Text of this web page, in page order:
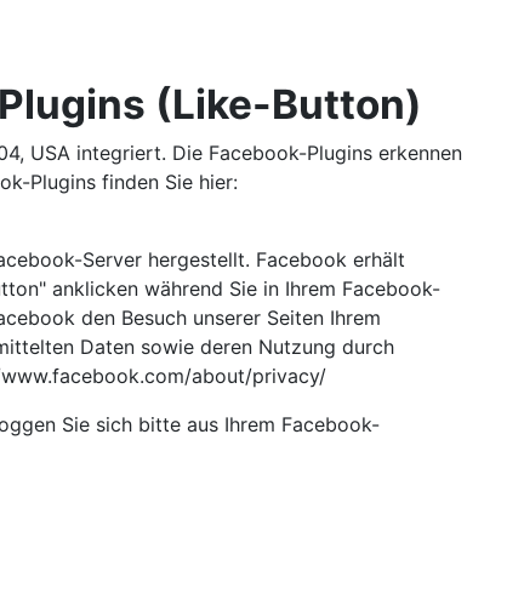
(Like-Button)
USA integriert. Die Facebook-Plugins erkennen
Plugins finden Sie hier:
Server hergestellt. Facebook erhält
anklicken während Sie in Ihrem Facebook-
den Besuch unserer Seiten Ihrem
Daten sowie deren Nutzung durch
about/privacy/
Sie sich bitte aus Ihrem Facebook-